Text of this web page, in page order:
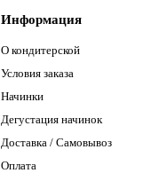
Информация
О кондитерской
Условия заказа
Начинки
Дегустация начинок
Доставка / Самовывоз
Оплата